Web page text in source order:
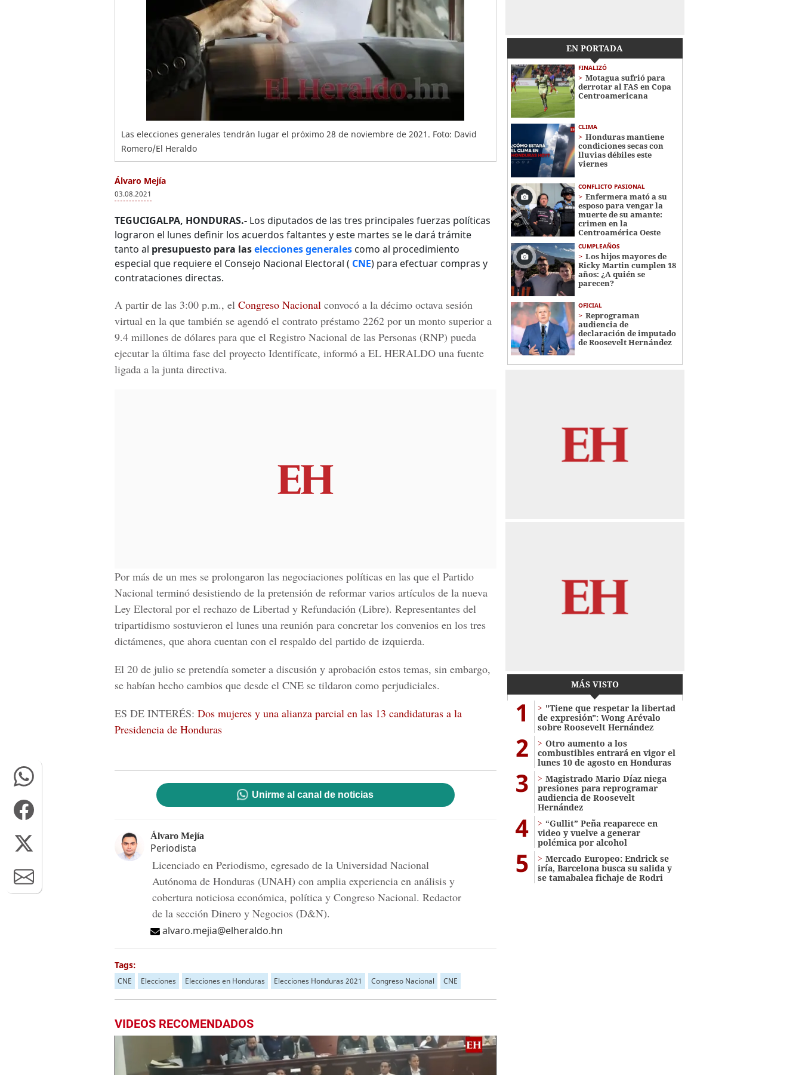
Las elecciones generales tendrán lugar el próximo 28 de noviembre de 2021. Foto: David
Romero/El Heraldo
Álvaro Mejía
03.08.2021
TEGUCIGALPA, HONDURAS.- Los diputados de las tres principales fuerzas políticas
lograron el lunes definir los acuerdos faltantes y este martes se le dará trámite
tanto al presupuesto para laselecciones generales como al procedimiento
especial que requiere el Consejo Nacional Electoral ( CNE) para efectuar compras y
contrataciones directas.
A partir de las 3:00 p.m., el Congreso Nacional convocó a la décimo octava sesión
virtual en la que también se agendó el contrato préstamo 2262 por un monto superior a
9.4 millones de dólares para que el Registro Nacional de las Personas (RNP) pueda
ejecutar la última fase del proyecto Identifícate, informó a EL HERALDO una fuente
ligada a la junta directiva.
Por más de un mes se prolongaron las negociaciones políticas en las que el Partido
Nacional terminó desistiendo de la pretensión de reformar varios artículos de la nueva
Ley Electoral por el rechazo de Libertad y Refundación (Libre). Representantes del
tripartidismo sostuvieron el lunes una reunión para concretar los convenios en los tres
dictámenes, que ahora cuentan con el respaldo del partido de izquierda.
El 20 de julio se pretendía someter a discusión y aprobación estos temas, sin embargo,
se habían hecho cambios que desde el CNE se tildaron como perjudiciales.
ES DE INTERÉS: Dos mujeres y una alianza parcial en las 13 candidaturas a la
Presidencia de Honduras
Unirme al canal de noticias
Álvaro Mejía
Periodista
Licenciado en Periodismo, egresado de la Universidad Nacional
Autónoma de Honduras (UNAH) con amplia experiencia en análisis y
cobertura noticiosa económica, política y Congreso Nacional. Redactor
de la sección Dinero y Negocios (D&N).
alvaro.mejia@elheraldo.hn
Tags:
CNE Elecciones Elecciones en Honduras Elecciones Honduras 2021 Congreso Nacional CNE
VIDEOS RECOMENDADOS
EN PORTADA
FINALIZÓ
Motagua sufrió para
derrotar al FAS en Copa
Centroamericana
CLIMA
Honduras mantiene
condiciones secas con
lluvias débiles este
viernes
CONFLICTO PASIONAL
Enfermera mató a su
esposo para vengar la
muerte de su amante:
crimen en la
Centroamérica Oeste
CUMPLEAÑOS
Los hijos mayores de
Ricky Martin cumplen 18
años: ¿A quién se
parecen?
OFICIAL
Reprograman
audiencia de
declaración de imputado
de Roosevelt Hernández
MÁS VISTO
1
"Tiene que respetar la libertad
de expresión": Wong Arévalo
sobre Roosevelt Hernández
2
Otro aumento a los
combustibles entrará en vigor el
lunes 10 de agosto en Honduras
3
Magistrado Mario Díaz niega
presiones para reprogramar
audiencia de Roosevelt
Hernández
4
“Gullit” Peña reaparece en
video y vuelve a generar
polémica por alcohol
5
Mercado Europeo: Endrick se
iría, Barcelona busca su salida y
se tamabalea fichaje de Rodri